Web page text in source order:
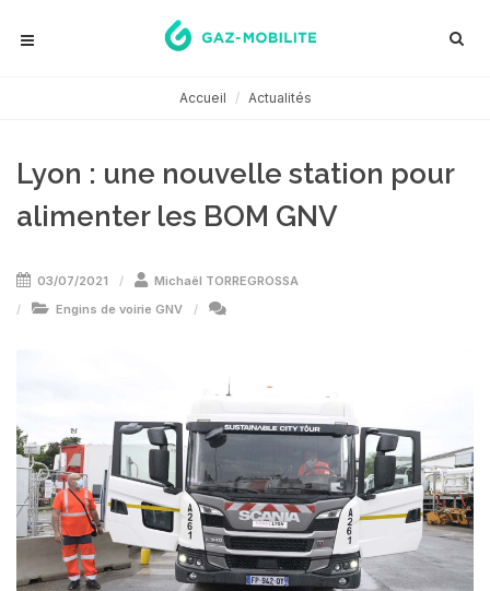
Accueil Actualités
Lyon : une nouvelle station pour
alimenter les BOM GNV
03/07/2021
Michaël TORREGROSSA
Engins de voirie GNV